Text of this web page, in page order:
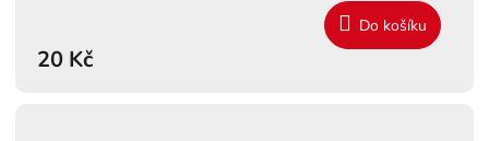
20 Kč
Do košíku